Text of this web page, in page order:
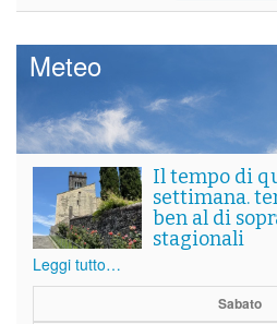
Meteo
Il tempo di
settimana.
ben al di
stagionali
Leggi tutto…
Sabato